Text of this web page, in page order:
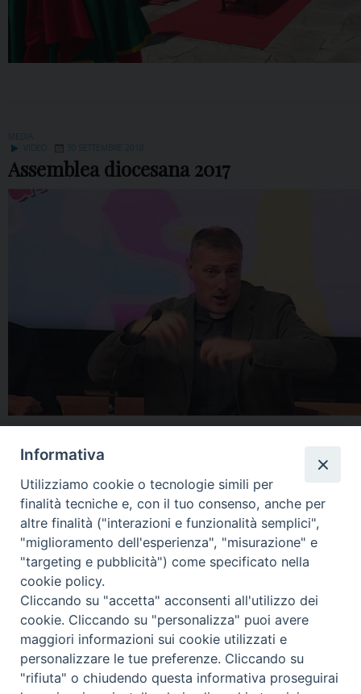
MEDIA
VIDEO
30 SETTEMBRE 2018
Assemblea diocesana 2017
« Pagina precedente 18
Home Il Vescovo Diocesi Pastorale
Liturgia
Beni Culturali
Modulistica
Casa dioc. di Spagliagrano Webmail
2025 copyright
Informativa
Utilizziamo cookie o tecnologie simili per
finalità tecniche e, con il tuo consenso, anche per
altre finalità ("interazioni e funzionalità semplici",
"miglioramento dell'esperienza", "misurazione" e
"targeting e pubblicità") come specificato nella
cookie policy.
Cliccando su "accetta" acconsenti all'utilizzo dei
cookie. Cliccando su "personalizza" puoi avere
maggiori informazioni sui cookie utilizzati e
personalizzare le tue preferenze. Cliccando su
"rifiuta" o chiudendo questa informativa proseguirai